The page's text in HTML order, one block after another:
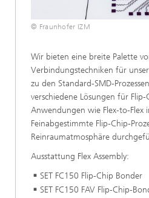
© Fraunhofer IZM
Wir bieten eine breite Palette
Verbindungstechniken für
zu den Standard-SMD-
verschiedene Lösungen für
Anwendungen wie Flex-to-Flex
Feinabgestimmte Flip-Chip-
Reinraumatmosphäre
Ausstattung Flex Assembly:
SET FC150 Flip-Chip Bonder
SET FC150 FAV Flip-Chip-